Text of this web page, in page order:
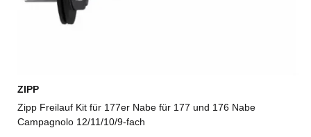
ZIPP
Zipp Freilauf Kit für 177er Nabe für 177 und 176 Nabe
Campagnolo 12/11/10/9-fach